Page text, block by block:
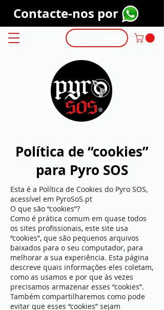
Contacte-nos por
Política de “cookies”
para Pyro SOS
Esta é a Política de Cookies do Pyro SOS,
acessível em PyroSoS.pt
O que são “cookies”?
Como é prática comum em quase todos
os sites profissionais, este site usa
“cookies”, que são pequenos arquivos
baixados para o seu computador, para
melhorar a sua experiência. Esta página
descreve quais informações eles coletam,
como as usamos e por que às vezes
precisamos armazenar esses “cookies”.
Também compartilharemos como pode
evitar que esses “cookies” sejam